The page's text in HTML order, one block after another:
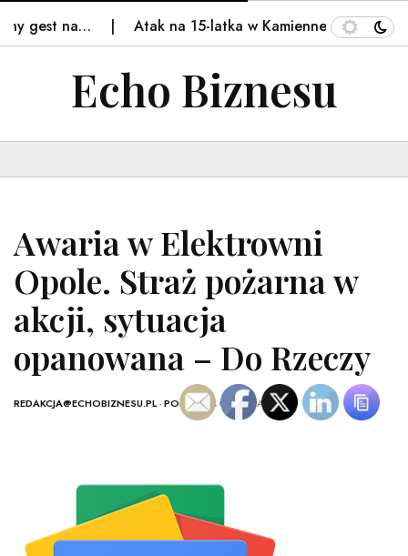
gest na… Atak na 15-latka w Kamiennej Górze.
Echo Biznesu
Awaria w Elektrowni
Opole. Straż pożarna w
akcji, sytuacja
opanowana – Do Rzeczy
REDAKCJA@ECHOBIZNESU.PL-POLSKA - 4 GRUDNIA, 2025